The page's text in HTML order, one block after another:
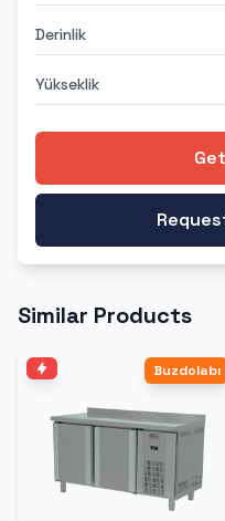
Derinlik
Yükseklik
Similar Products
Buzdolabı